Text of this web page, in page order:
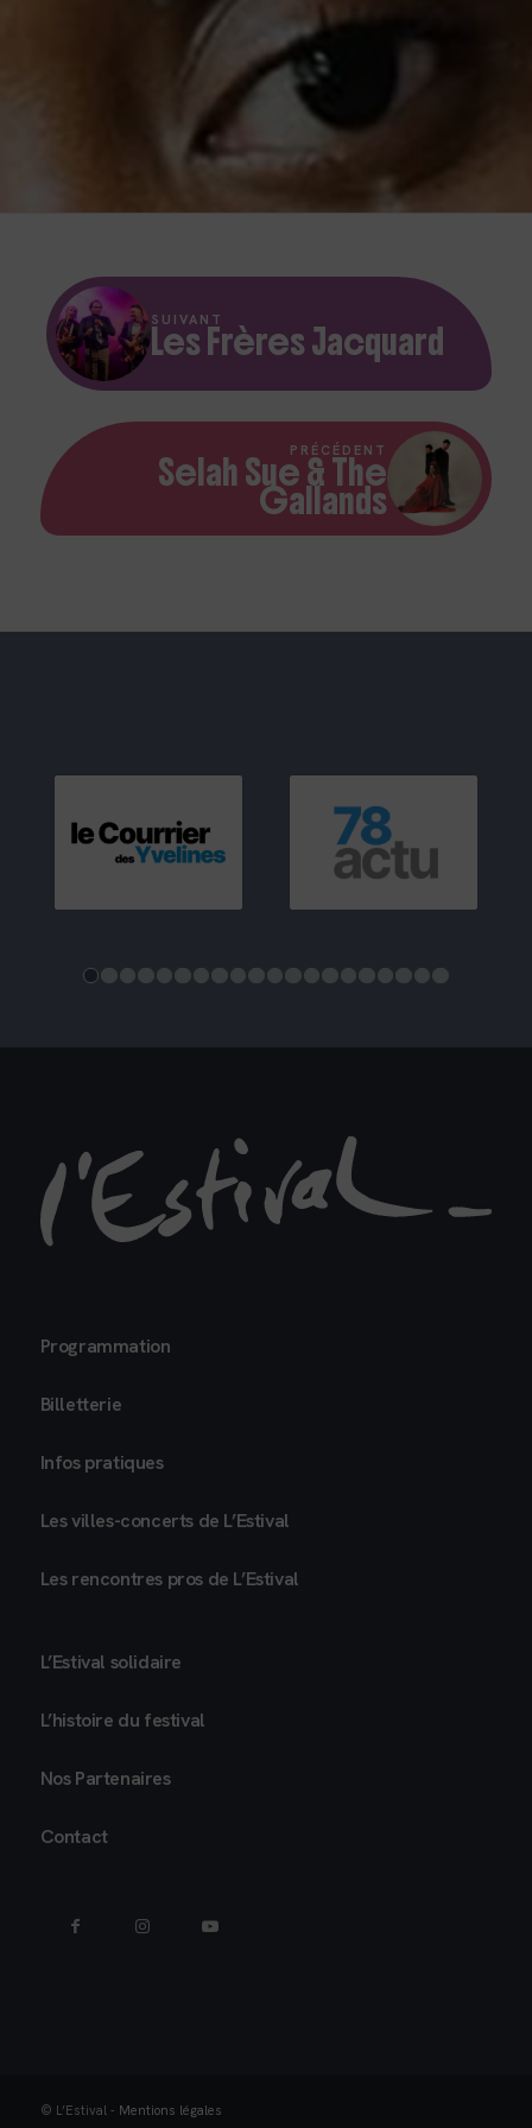
PRÉCÉDENT
Selah Sue & The
Gallands
SUIVANT
Les Frères Jacquard
1 2 3 4 5 6 7 8 9 10 11 12 13
Programmation
Billetterie
Infos pratiques
Les villes-concerts de L’Estival
Les rencontres pros de L’Estival
L’Estival solidaire
L’histoire du festival
Nos Partenaires
Contact
© L’Estival - Mentions légales